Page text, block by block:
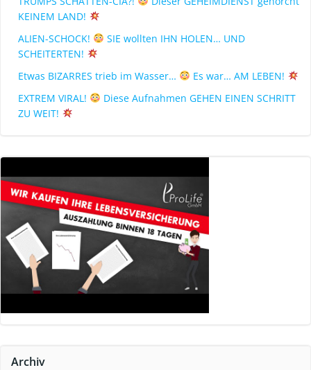
KEINEM LAND!
ALIEN-SCHOCK!
SIE wollten IHN HOLEN… UND
SCHEITERTEN!
Etwas BIZARRES trieb im Wasser…
Es war… AM LEBEN!
EXTREM VIRAL!
Diese Aufnahmen GEHEN EINEN SCHRITT
ZU WEIT!
Archiv